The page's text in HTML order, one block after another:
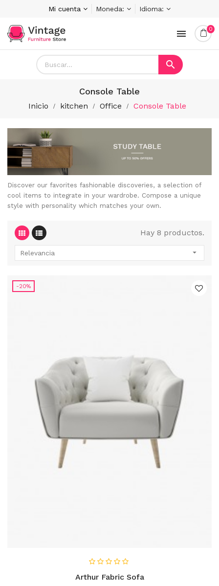
Mi cuenta Moneda: Idioma:
 0

Console Table
Inicio kitchen Office Console Table
Discover our favorites fashionable discoveries, a selection of
cool items to integrate in your wardrobe. Compose a unique
style with personality which matches your own.
Hay 8 productos.
Relevancia 
-20%
Arthur Fabric Sofa